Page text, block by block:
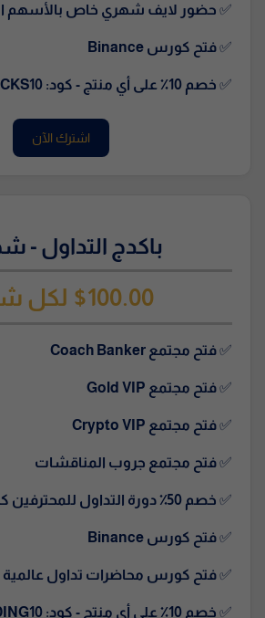
✅ حضور لايف شهري خاص بالأسهم
✅فتح كورس Binance
✅ خصم 10٪ على أي منتج - كود: STOCKS10
اشترك الآن
باكدج التداول -
$100.00 لكل شهر
✅فتح مجتمع Coach Banker
✅فتح مجتمع Gold VIP
✅فتح مجتمع Crypto VIP
✅فتح مجتمع جروب المناقشات
✅ خصم 50٪ دورة التداول للمحترفين كود: 50OFF
✅فتح كورس Binance
✅فتح كورس محاضرات تداول عالمية
✅ خصم 10٪ على أي منتج - كود: TRADING10